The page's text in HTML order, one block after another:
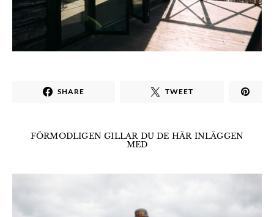
SHARE TWEET
FÖRMODLIGEN GILLAR DU DE HÄR INLÄGGEN
MED